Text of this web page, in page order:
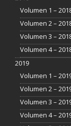
Volumen 1 –
Volumen 2 –
Volumen 3 –
Volumen 4 –
2019
Volumen 1 –
Volumen 2 –
Volumen 3 –
Volumen 4 –